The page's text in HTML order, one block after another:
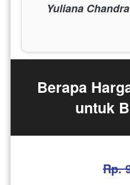
Yuliana
Berapa
untuk
Rp.